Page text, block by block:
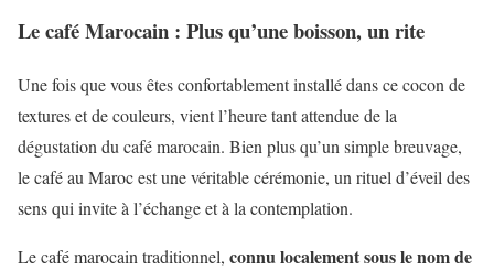
Le café Marocain : Plus qu’une boisson, un rite
Une fois que vous êtes confortablement installé dans ce cocon de
textures et de couleurs, vient l’heure tant attendue de la
dégustation du café marocain. Bien plus qu’un simple breuvage,
le café au Maroc est une véritable cérémonie, un rituel d’éveil des
sens qui invite à l’échange et à la contemplation.
Le café marocain traditionnel, connu localement sous le nom de